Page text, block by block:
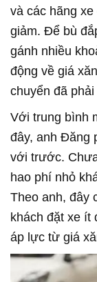
và các hãng
giảm. Để bù
gánh nhiều
động về giá
chuyển đã
Với trung bình
đây, anh Đăng
với trước.
hao phí nhỏ
Theo anh, đây
khách đặt xe ít
áp lực từ giá